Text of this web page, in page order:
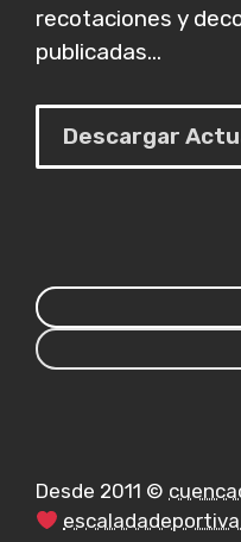
recotaciones y
publicadas...
Descargar
Desde 2011 ©